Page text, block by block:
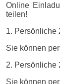
Online
teilen!
1. Persönliche
Sie können
2. Persönliche
Sie können